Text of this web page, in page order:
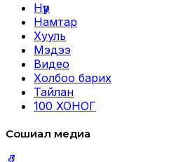
Нүүр
Намтар
Хууль
Мэдээ
Видео
Холбоо барих
Тайлан
100 ХОНОГ
Сошиал медиа